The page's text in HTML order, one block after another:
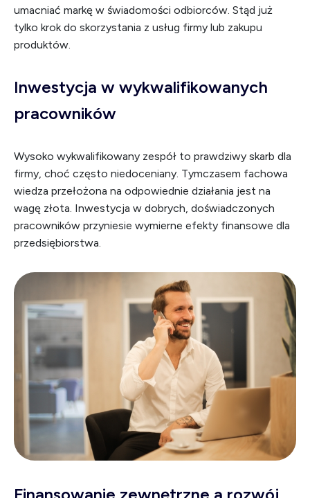
umacniać markę w świadomości odbiorców. Stąd już
tylko krok do skorzystania z usług firmy lub zakupu
produktów.
Inwestycja w wykwalifikowanych
pracowników
Wysoko wykwalifikowany zespół to prawdziwy skarb dla
firmy, choć często niedoceniany. Tymczasem fachowa
wiedza przełożona na odpowiednie działania jest na
wagę złota. Inwestycja w dobrych, doświadczonych
pracowników przyniesie wymierne efekty finansowe dla
przedsiębiorstwa.